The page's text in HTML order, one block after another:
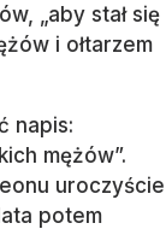
„aby stał się
i ołtarzem
napis:
mężów”.
uroczyście
potem